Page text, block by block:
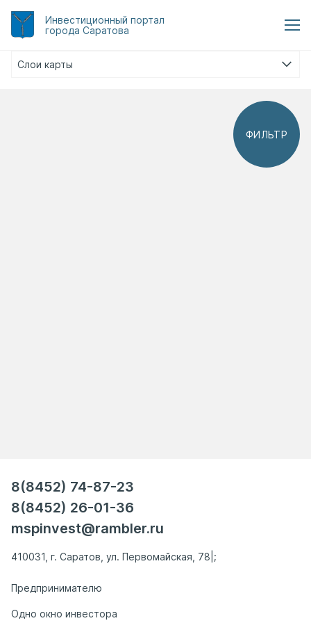
Инвестиционный портал
города Саратова
Слои карты
ФИЛЬТР
8(8452) 74-87-23
8(8452) 26-01-36
mspinvest@rambler.ru
410031, г. Саратов, ул. Первомайская, 78|;
Предпринимателю
Одно окно инвестора